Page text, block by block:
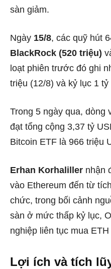
sàn giảm.
Ngày 15/8, các quỹ hút
BlackRock (520 triệu)
loạt phiên trước đó ghi
triệu (12/8) và kỷ lục 1 tỷ
Trong 5 ngày qua, dòng
đạt tổng cộng 3,37 tỷ
Bitcoin ETF là 966 triệu
Erhan Korhaliller nhận
vào Ethereum đến từ
chức, trong bối cảnh
sàn ở mức thấp kỷ lục,
nghiệp liên tục mua
Lợi ích và tích